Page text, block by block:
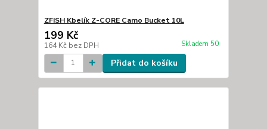
ZFISH Kbelík Z-CORE Camo Bucket 10L
199 Kč
164 Kč bez DPH Skladem 50
Přidat do košíku